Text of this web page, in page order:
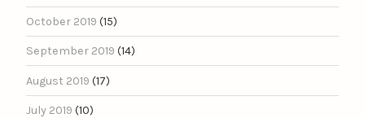
October 2019 (15)
September 2019 (14)
August 2019 (17)
July 2019 (10)